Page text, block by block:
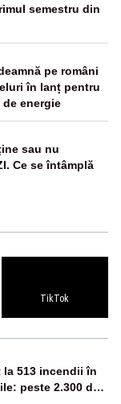
semestru din
pe români
în lanț pentru
energie
sau nu
Ce se întâmplă
TikTok
513 incendii în
peste 2.300 de